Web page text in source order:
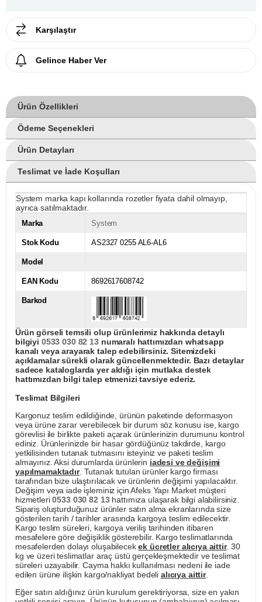
Karşılaştır
Gelince Haber Ver
Ürün Özellikleri
Ödeme Seçenekleri
Ürün Detayları
Teslimat ve İade Koşulları
System marka kapı kollarında rozetler fiyata dahil olmayıp,
ayrıca satılmaktadır.
Marka System
Stok Kodu AS2327 0255 AL6-AL6
Model
EAN Kodu 8692617608742
Barkod
Ürün görseli temsili olup ürünlerimiz hakkında detaylı
bilgiyi 0533 030 82 13numaralı hattımızdan whatsapp
kanalı veya arayarak talep edebilirsiniz. Sitemizdeki
açıklamalar sürekli olarak güncellenmektedir. Bazı detaylar
sadece kataloglarda yer aldığı için mutlaka destek
hattımızdan bilgi talep etmenizi tavsiye ederiz.
Teslimat Bilgileri
Kargonuz teslim edildiğinde, ürünün paketinde deformasyon
veya ürüne zarar verebilecek bir durum söz konusu ise, kargo
görevlisi ile birlikte paketi açarak ürünlerinizin durumunu kontrol
ediniz. Ürünlerinizde bir hasar gördüğünüz takdirde, kargo
yetkilisinden tutanak tutmasını isteyiniz ve paketi teslim
almayınız. Aksi durumlarda ürünlerin iadesi ve değişimi
yapılmamaktadır. Tutanak tutulan ürünler kargo firması
tarafından bize ulaştırılacak ve ürünlerin değişimi yapılacaktır.
Değişim veya iade işleminiz için Afeks Yapı Market müşteri
hizmetleri0533 030 82 13hattımıza ulaşarak bilgi alabilirsiniz.
Sipariş oluşturduğunuz ürünler satın alma ekranlarında size
gösterilen tarih / tarihler arasında kargoya teslim edilecektir.
Kargo teslim süreleri, kargoya veriliş tarihinden itibaren
mesafelere göre değişiklik gösterebilir. Kargo teslimatlarında
mesafelerden dolayı oluşabilecekek ücretler alıcıya aittir. 30
kg ve üzeri teslimatlar araç üstü gerçekleşmektedir ve teslimat
süreleri uzayabilir. Cayma hakkı kullanılması nedeni ile iade
edilen ürüne ilişkin kargo/nakliyat bedeli alıcıya aittir.
Eğer satın aldığınız ürün kurulum gerektiriyorsa, size en yakın